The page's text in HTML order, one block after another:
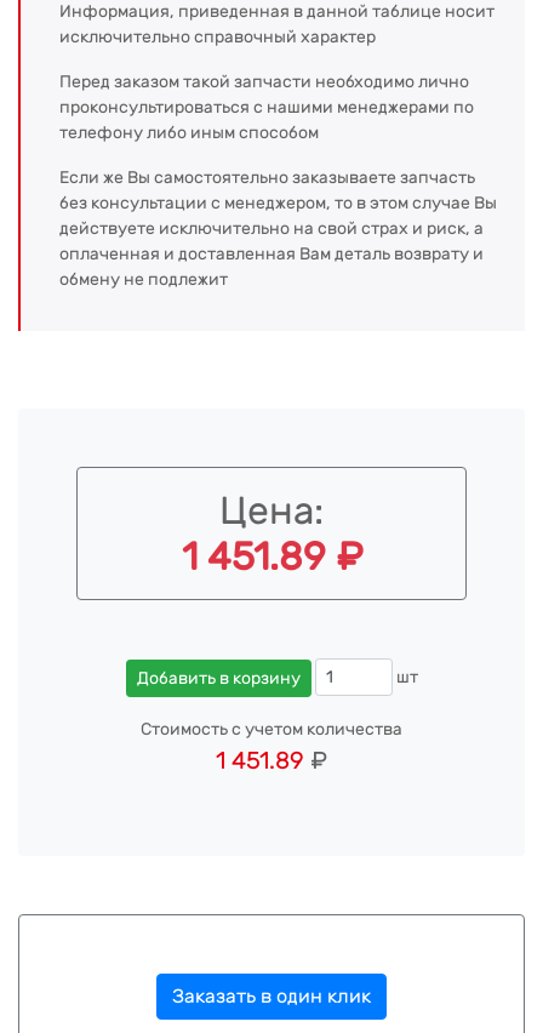
Информация, приведенная в данной таблице носит
исключительно справочный характер
Перед заказом такой запчасти необходимо лично
проконсультироваться с нашими менеджерами по
телефону либо иным способом
Если же Вы самостоятельно заказываете запчасть
без консультации с менеджером, то в этом случае Вы
действуете исключительно на свой страх и риск, а
оплаченная и доставленная Вам деталь возврату и
обмену не подлежит
Цена:
1 451.89 ₽
Добавить в корзину шт
Стоимость с учетом количества
1 451.89 ₽
Заказать в один клик